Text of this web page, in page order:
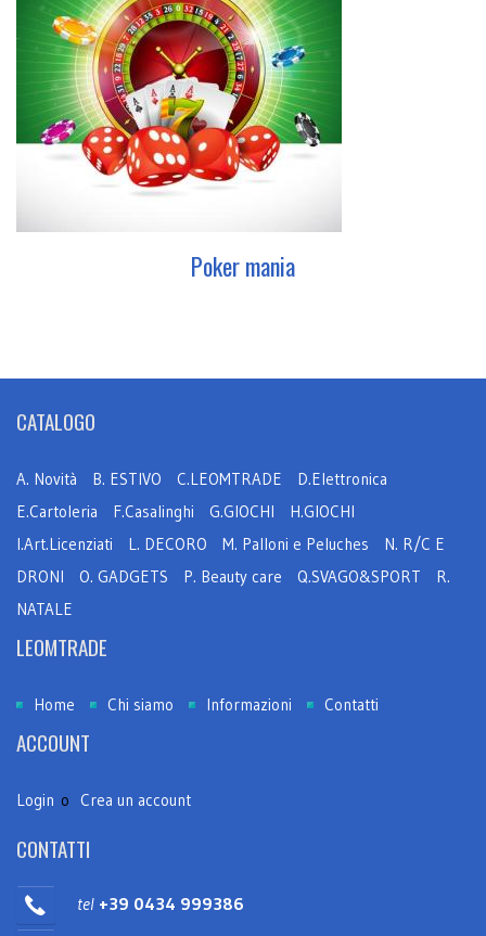
Poker mania
CATALOGO
A. Novità B. ESTIVO C.LEOMTRADE
D.Elettronica
E.Cartoleria
F.Casalinghi G.GIOCHI
H.GIOCHI
I.Art.Licenziati
L. DECORO M. Palloni e Peluches
N. R/C E
DRONI
O. GADGETS P. Beauty care Q.SVAGO&SPORT
R.
NATALE
LEOMTRADE
Home Chi siamo Informazioni Contatti
ACCOUNT
Login o Crea un account
CONTATTI
tel +39 0434 999386